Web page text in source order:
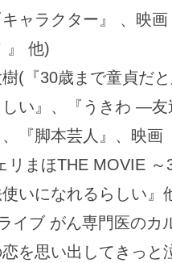
ャラクター』 、映画
』 他)
(『30歳まで童貞だ
い』、『うきわ ―友
『脚本芸人』、映画
リまほTHE MOVIE ～
いになれるらしい』
イブ がん専門医のカ
恋を思い出してきっと